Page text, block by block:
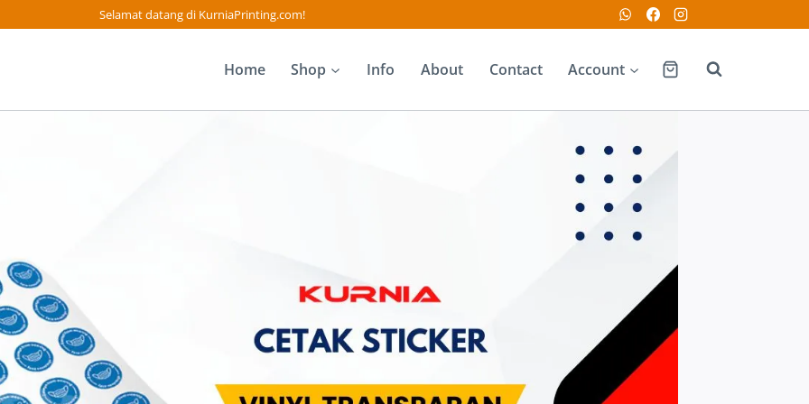
Selamat datang di KurniaPrinting.com!
Home Shop Info About Contact Account